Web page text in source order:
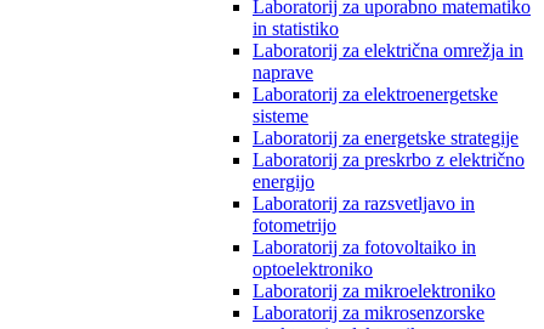
Laboratorij za uporabno matematiko
in statistiko
Laboratorij za električna omrežja in
naprave
Laboratorij za elektroenergetske
sisteme
Laboratorij za energetske strategije
Laboratorij za preskrbo z električno
energijo
Laboratorij za razsvetljavo in
fotometrijo
Laboratorij za fotovoltaiko in
optoelektroniko
Laboratorij za mikroelektroniko
Laboratorij za mikrosenzorske